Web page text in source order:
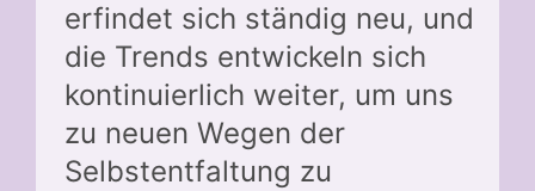
erfindet sich ständig neu, und
die Trends entwickeln sich
kontinuierlich weiter, um uns
zu neuen Wegen der
Selbstentfaltung zu